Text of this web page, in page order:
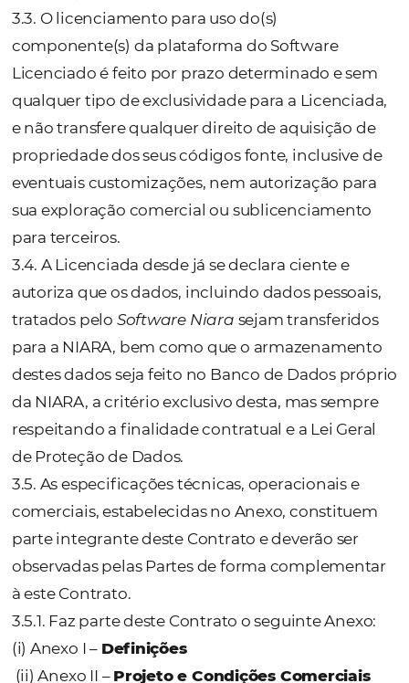
2.3 .As Partes, reconhecem a forma de
contratação por qualquer meios
digitais e informáticos como válida e
eficaz.
3. OBJETO
a) LICENCIAMENTO
3.1. Constitui um dos objetos deste Termo
licenciamento, a título oneroso, de uso da
plataforma do Software Licenciado sob o
deSoftware as a Servicee, a prestação dos
Serviços que estiver especificado nele, além
realização de desenvolvimentos conforme
previsto nos Anexos.
3.2. Os Anexos definirão o(s)
plataforma doSoftware Niaraque será(ão)
da licença.
3.3. O licenciamento para uso do(s)
componente(s) da plataforma do Software
Licenciado é feito por prazo determinado e